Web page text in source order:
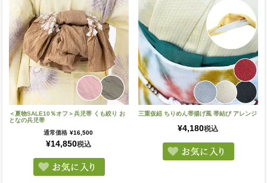
＜夏物SALE10％オフ＞兵児帯 くも絞り お
となの兵児帯
通常価格 ¥16,500
¥14,850税込
三重仮紐 ちりめん帯揚げ風 帯結び アレンジ
¥4,180税込